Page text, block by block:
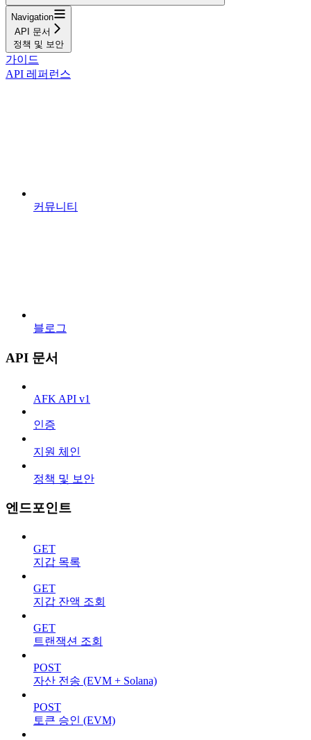
Navigation
API 문서
정책 및 보안
가이드
API 레퍼런스
커뮤니티
블로그
API 문서
AFK API v1
인증
지원 체인
정책 및 보안
엔드포인트
GET
지갑 목록
GET
지갑 잔액 조회
GET
트랜잭션 조회
POST
자산 전송 (EVM + Solana)
POST
토큰 승인 (EVM)